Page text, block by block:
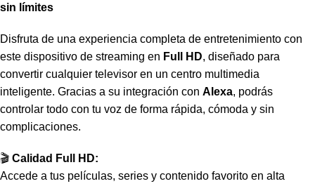
sin límites
Disfruta de una experiencia completa de entretenimiento con
este dispositivo de streaming en Full HD, diseñado para
convertir cualquier televisor en un centro multimedia
inteligente. Gracias a su integración con Alexa, podrás
controlar todo con tu voz de forma rápida, cómoda y sin
complicaciones.
🎬 Calidad Full HD:
Accede a tus películas, series y contenido favorito en alta